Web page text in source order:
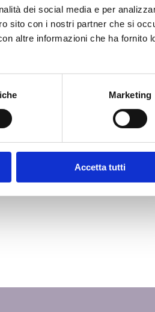
dei social media e per
sito con i nostri partner che si
altre informazioni che ha fornito
Marketing
Accetta tutti
Cloud
Rassegna Stampa
Comunicati Stampa